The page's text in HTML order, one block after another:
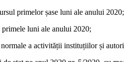
primelor șase luni ale anului 2020;
luni ale anului 2020;
a activității instituțiilor și